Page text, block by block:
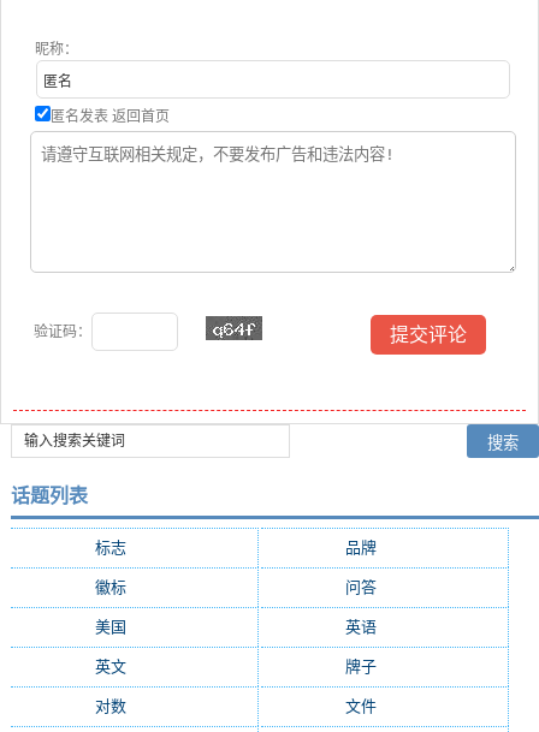
昵称：
匿名发表 返回首页
验证码：
话题列表
标志 品牌(5264)
徽标 问答(2990)
美国 英语(1664)
英文 牌子(1377)
对数 文件(1032)